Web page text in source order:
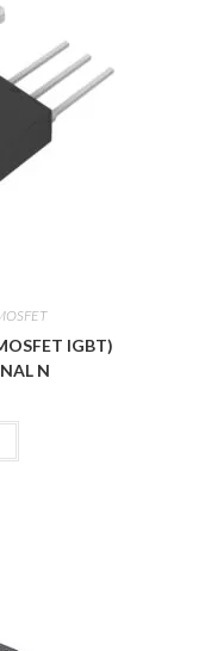
IGBT)
N